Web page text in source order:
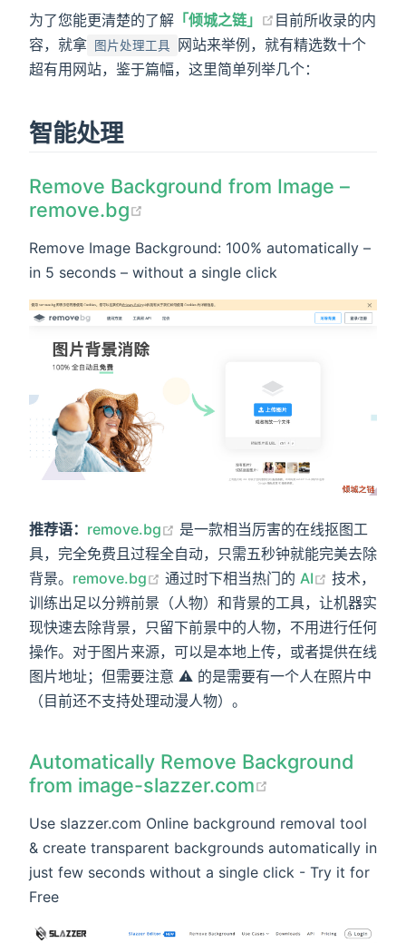
为了您能更清楚的了解 「倾城之链」
目前所收录的内
容，就拿 图片处理工具
网站来举例，就有精选数十个
超有用网站，鉴于篇幅，这里简单列举几个：
智能处理
Remove Background from Image –
remove.bg
Remove Image Background: 100% automatically –
in 5 seconds – without a single click
推荐语： remove.bg
是一款相当厉害的在线抠图工
具，完全免费且过程全自动，只需五秒钟就能完美去除
背景。 remove.bg 通过时下相当热门的 AI
技术，
训练出足以分辨前景（人物）和背景的工具，让机器实
现快速去除背景，只留下前景中的人物，不用进行任何
操作。对于图片来源，可以是本地上传，或者提供在线
图片地址；但需要注意 ⚠️ 的是需要有一个人在照片中
（目前还不支持处理动漫人物）。
Automatically Remove Background
from image-slazzer.com
Use slazzer.com Online background removal tool
& create transparent backgrounds automatically in
just few seconds without a single click - Try it for
Free